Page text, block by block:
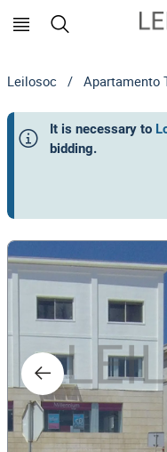
Leilosoc / Apartamento
It is necessary to
bidding.